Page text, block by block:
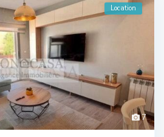
7
Location